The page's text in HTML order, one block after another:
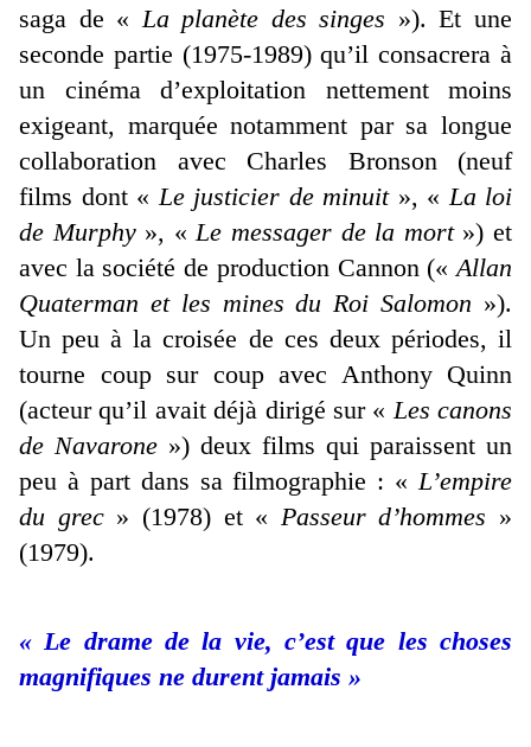
saga de «La planète des singes »). Et une
seconde partie (1975-1989) qu’il consacrera à
un cinéma d’exploitation nettement moins
exigeant, marquée notamment par sa longue
collaboration avec Charles Bronson (neuf
films dont «Le justicier de minuit», «La loi
de Murphy», «Le messager de la mort») et
avec la société de production Cannon («Allan
Quaterman et les mines du Roi Salomon »).
Un peu à la croisée de ces deux périodes, il
tourne coup sur coup avec Anthony Quinn
(acteur qu’il avait déjà dirigé sur «Les canons
de Navarone ») deux films qui paraissent un
peu à part dans sa filmographie : «L’empire
du grec» (1978) et « Passeur d’hommes »
(1979).
« Le drame de la vie, c’est que les choses
magnifiques ne durent jamais »